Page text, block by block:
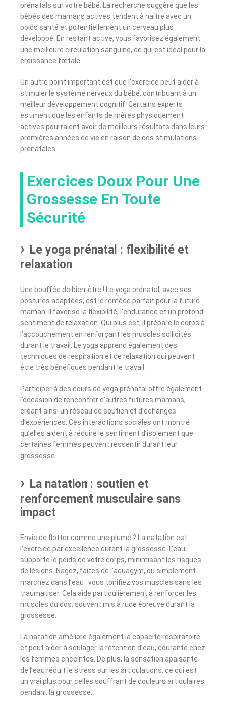
prénatals sur votre bébé. La recherche suggère que les
bébés des mamans actives tendent à naître avec un
poids santé et potentiellement un cerveau plus
développé. En restant active, vous favorisez également
une meilleure circulation sanguine, ce qui est idéal pour la
croissance fœtale.
Un autre point important est que l’exercice peut aider à
stimuler le système nerveux du bébé, contribuant à un
meilleur développement cognitif. Certains experts
estiment que les enfants de mères physiquement
actives pourraient avoir de meilleurs résultats dans leurs
premières années de vie en raison de ces stimulations
prénatales.
Exercices Doux Pour Une
Grossesse En Toute
Sécurité
Le yoga prénatal : flexibilité et
relaxation
Une bouffée de bien-être ! Le yoga prénatal, avec ses
postures adaptées, est le remède parfait pour la future
maman. Il favorise la flexibilité, l’endurance et un profond
sentiment de relaxation. Qui plus est, il prépare le corps à
l’accouchement en renforçant les muscles sollicités
durant le travail. Le yoga apprend également des
techniques de respiration et de relaxation qui peuvent
être très bénéfiques pendant le travail.
Participer à des cours de yoga prénatal offre également
l’occasion de rencontrer d’autres futures mamans,
créant ainsi un réseau de soutien et d’échanges
d’expériences. Ces interactions sociales ont montré
qu’elles aident à réduire le sentiment d’isolement que
certaines femmes peuvent ressentir durant leur
grossesse.
La natation : soutien et
renforcement musculaire sans
impact
Envie de flotter comme une plume ? La natation est
l’exercice par excellence durant la grossesse. L’eau
supporte le poids de votre corps, minimisant les risques
de lésions. Nagez, faites de l’aquagym, ou simplement
marchez dans l’eau : vous tonifiez vos muscles sans les
traumatiser. Cela aide particulièrement à renforcer les
muscles du dos, souvent mis à rude épreuve durant la
grossesse.
La natation améliore également la capacité respiratoire
et peut aider à soulager la rétention d’eau, courante chez
les femmes enceintes. De plus, la sensation apaisante
de l’eau réduit le stress sur les articulations, ce qui est
un vrai plus pour celles souffrant de douleurs articulaires
pendant la grossesse.